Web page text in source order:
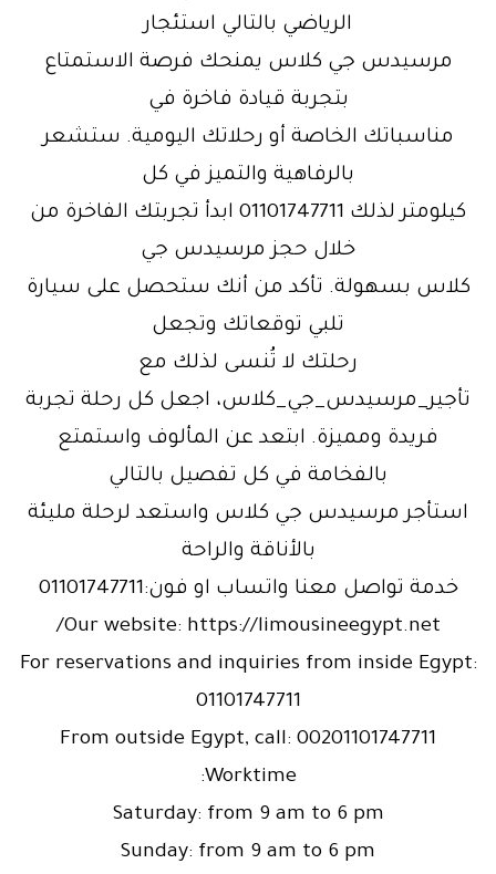
الرياضي بالتالي استئجار
مرسيدس جي كلاس يمنحك فرصة الاستمتاع
بتجربة قيادة فاخرة في
مناسباتك الخاصة أو رحلاتك اليومية. ستشعر
بالرفاهية والتميز في كل
كيلومتر لذلك 01101747711 ابدأ تجربتك الفاخرة من
خلال حجز مرسيدس جي
كلاس بسهولة. تأكد من أنك ستحصل على سيارة
تلبي توقعاتك وتجعل
رحلتك لا تُنسى لذلك مع
تأجير_مرسيدس_جي_كلاس، اجعل كل رحلة تجربة
فريدة ومميزة. ابتعد عن المألوف واستمتع
بالفخامة في كل تفصيل بالتالي
استأجر مرسيدس جي كلاس واستعد لرحلة مليئة
بالأناقة والراحة
خدمة تواصل معنا واتساب او فون:01101747711
Our website: https://limousineegypt.net/
For reservations and inquiries from inside Egypt:
01101747711
From outside Egypt, call: 00201101747711
Worktime:
Saturday: from 9 am to 6 pm
Sunday: from 9 am to 6 pm